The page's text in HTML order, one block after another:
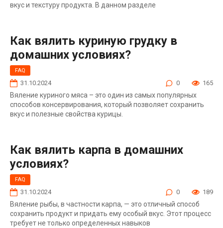
вкус и текстуру продукта. В данном разделе
Как вялить куриную грудку в
домашних условиях?
FAQ
31.10.2024 0 165
Вяление куриного мяса – это один из самых популярных
способов консервирования, который позволяет сохранить
вкус и полезные свойства курицы.
Как вялить карпа в домашних
условиях?
FAQ
31.10.2024 0 189
Вяление рыбы, в частности карпа, — это отличный способ
сохранить продукт и придать ему особый вкус. Этот процесс
требует не только определенных навыков